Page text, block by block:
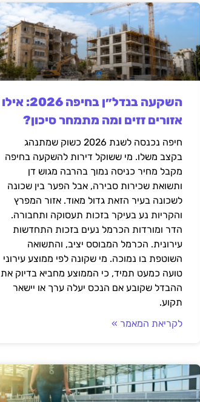
השקעה בנדל״ן בחיפה 2026: אילו
אזורים זזים ומה מתמחר סיכון?
חיפה נכנסה לשנת 2026 כשוק שמתנהג
בקצב משלו. מי ששוקל דירות להשקעה בחיפה
מקבל מחיר כניסה נמוך בהרבה מגוש דן
ותשואת שכירות סבירה, אבל הפער בין שכונה
לשכונה בעיר הזאת גדול מאוד. אזור המפרץ
והקריות נע בעיקר בזכות תעסוקה ותחבורה.
הדר ומורדות הכרמל נעים בזכות התחדשות
עירונית. הכרמל המבוסס יציב, והתשואה
השוטפת בו נמוכה. מי שקונה לפי ממוצע עירוני
טועה כמעט תמיד, כי הממוצע מחביא בדיוק את
ההבדל שקובע אם הנכס יעלה ערך או יישאר
תקוע.
לקריאת המאמר »